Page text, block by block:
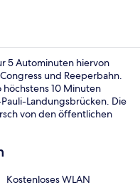
5 Autominuten hiervon
und Reeperbahn.
10 Minuten
Landungsbrücken. Die
von den öffentlichen
Kostenloses WLAN